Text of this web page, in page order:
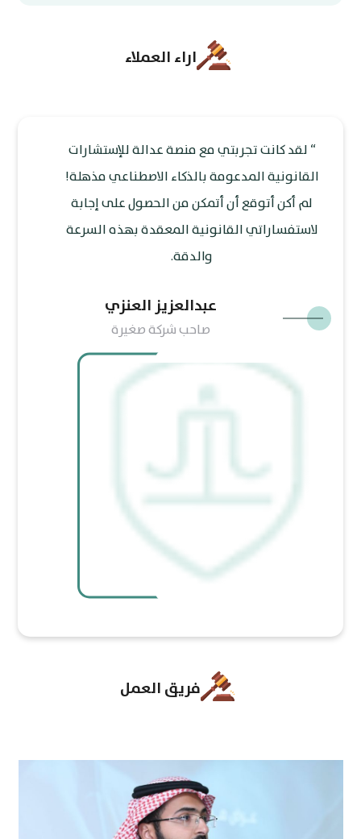
اراء العملاء
“ لقد كانت تجربتي مع منصة عدالة للإستشارات
القانونية المدعومة بالذكاء الاصطناعي مذهلة!
لم أكن أتوقع أن أتمكن من الحصول على إجابة
لاستفساراتي القانونية المعقدة بهذه السرعة
والدقة.
عبدالعزيز العنزي
صاحب شركة صغيرة
فريق العمل